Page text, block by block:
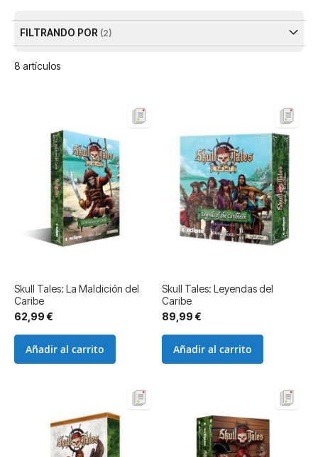
8 artículos
Skull Tales: La Maldición del
Caribe
62,99 €
Añadir al carrito
Skull Tales: Leyendas del
Caribe
89,99 €
Añadir al carrito
FILTRANDO POR